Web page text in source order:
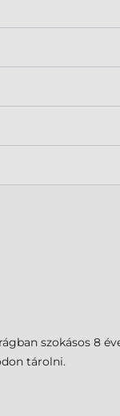
szokásos 8
tárolni.